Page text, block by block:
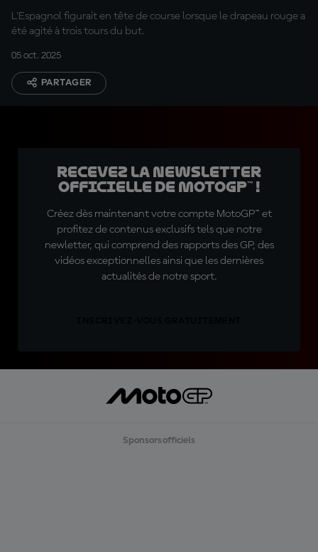
L'Espagnol figurait en tête de course lorsque le drapeau rouge a
été agité à trois tours du but.
05 oct. 2025
PARTAGER
Recevez la Newsletter
officielle de MotoGP™ !
Créez dès maintenant votre compte MotoGP™ et
profitez de contenus exclusifs tels que notre
newletter, qui comprend des rapports des GP, des
vidéos exceptionnelles ainsi que les dernières
actualités de notre sport.
Sponsors officiels